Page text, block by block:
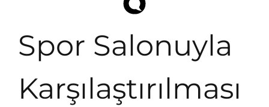
Spor Salonuyla
Karşılaştırılması